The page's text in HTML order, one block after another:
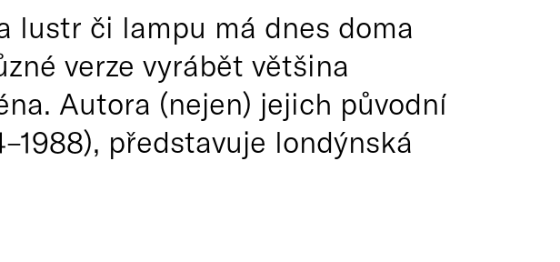
lustr či lampu má dnes doma
verze vyrábět většina
Autora (nejen) jejich původní
představuje londýnská